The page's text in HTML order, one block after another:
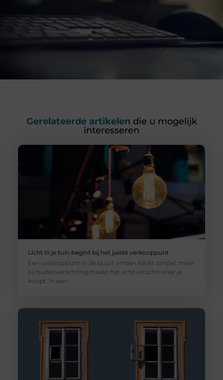
Gerelateerde artikelen die u mogelijk
interesseren
Licht in je tuin begint bij het juiste verkooppunt
Een verkooppunt in de buurt vinden klinkt simpel, maar
bij buitenverlichting maakt het echt verschil waar je
koopt. In een